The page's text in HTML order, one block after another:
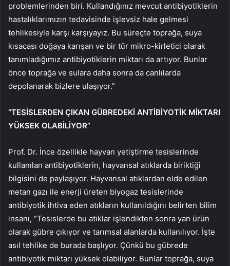
problemlerinden biri. Kullandığınız mevcut antibiyotiklerin
hastalıklarımızın tedavisinde işlevsiz hale gelmesi
tehlikesiyle karşı karşıyayız. Bu süreçte toprağa, suya
kısacası doğaya karışan ve bir tür mikro-kirletici olarak
tanımladığımız antibiyotiklerin miktarı da artıyor. Bunlar
önce toprağa ve sulara daha sonra da canlılarda
depolanarak bizlere ulaşıyor.”
“TESİSLERDEN ÇIKAN GÜBREDEKİ ANTİBİYOTİK MİKTARI
YÜKSEK OLABİLİYOR”
Prof. Dr. İnce özellikle hayvan yetiştirme tesislerinde
kullanılan antibiyotiklerin, hayvansal atıklarda biriktiği
bilgisini de paylaşıyor. Hayvansal atıklardan elde edilen
metan gazı ile enerji üreten biyogaz tesislerinde
antibiyotik ihtiva eden atıkların kullanıldığını belirten bilim
insanı, “Tesislerde bu atıklar işlendikten sonra yan ürün
olarak gübre çıkıyor ve tarımsal alanlarda kullanılıyor. İşte
asıl tehlike de burada başlıyor. Çünkü bu gübrede
antibiyotik miktarı yüksek olabiliyor. Bunlar toprağa, suya